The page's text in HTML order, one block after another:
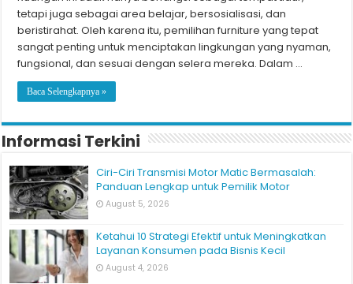
tetapi juga sebagai area belajar, bersosialisasi, dan
beristirahat. Oleh karena itu, pemilihan furniture yang tepat
sangat penting untuk menciptakan lingkungan yang nyaman,
fungsional, dan sesuai dengan selera mereka. Dalam …
Baca Selengkapnya »
Informasi Terkini
Ciri-Ciri Transmisi Motor Matic Bermasalah:
Panduan Lengkap untuk Pemilik Motor
August 5, 2026
Ketahui 10 Strategi Efektif untuk Meningkatkan
Layanan Konsumen pada Bisnis Kecil
August 4, 2026